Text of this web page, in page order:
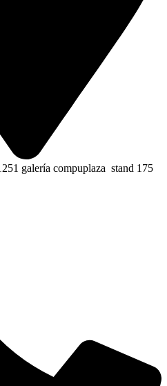
galería compuplaza stand 175